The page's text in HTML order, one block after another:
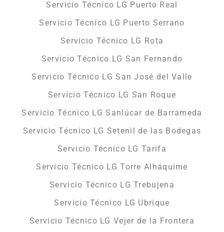
Servicio Técnico LG Puerto Real
Servicio Técnico LG Puerto Serrano
Servicio Técnico LG Rota
Servicio Técnico LG San Fernando
Servicio Técnico LG San José del Valle
Servicio Técnico LG San Roque
Servicio Técnico LG Sanlúcar de Barrameda
Servicio Técnico LG Setenil de las Bodegas
Servicio Técnico LG Tarifa
Servicio Técnico LG Torre Alháquime
Servicio Técnico LG Trebujena
Servicio Técnico LG Ubrique
Servicio Técnico LG Vejer de la Frontera